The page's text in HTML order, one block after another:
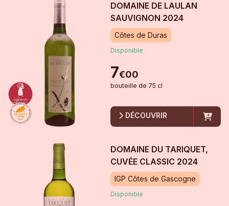
DOMAINE DE LAULAN
SAUVIGNON 2024
Côtes de Duras
Disponible
7€00
bouteille de 75 cl
DÉCOUVRIR
DOMAINE DU TARIQUET,
CUVÉE CLASSIC 2024
IGP Côtes de Gascogne
Disponible